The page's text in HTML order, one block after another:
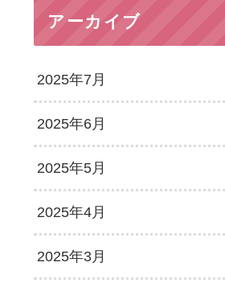
アーカイブ
2025年7月
2025年6月
2025年5月
2025年4月
2025年3月